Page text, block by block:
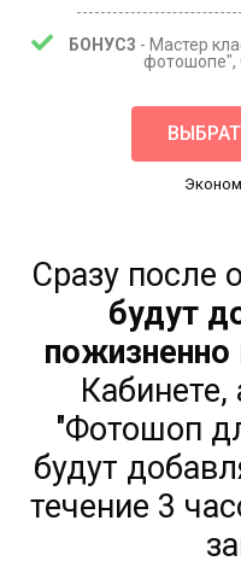
БОНУС3 - Мастер
фотошопе",
Сразу после
будут
пожизненно
Кабинете,
"Фотошоп
будут
течение 3